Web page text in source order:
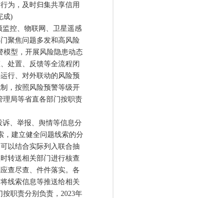
为，及时归集共享信用
成)
控、物联网、卫星遥感
聚焦问题多发和高风险
模型，开展风险隐患动态
处置、反馈等全流程闭
行、对外联动的风险预
，按照风险预警等级开
理局等省直各部门按职责
、举报、舆情等信息分
，建立健全问题线索的分
以结合实际列入联合抽
转送相关部门进行核查
查尽查、件件落实。各
线索信息等推送给相关
职责分别负责，2023年